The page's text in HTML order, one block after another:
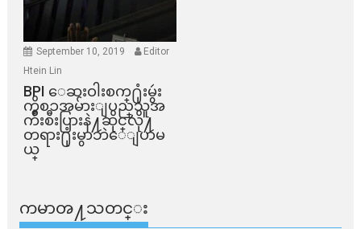
September 10, 2019
Editor
Htein Lin
BPI ​ေဆးဝါးစက္​႐ုံးမွဴး
ကိစၥအမ်ားျပည္​သူအ
က်ိဳးစီးပြားနဲ႔ဆိုင္​လို႔
တရား႐ုံးမွာဘဲေျပာမ
ယ္​
ကမာၻ႔သတင္း